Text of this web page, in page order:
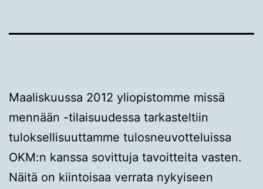
Maaliskuussa 2012 yliopistomme missä
mennään -tilaisuudessa tarkasteltiin
tuloksellisuuttamme tulosneuvotteluissa
OKM:n kanssa sovittuja tavoitteita vasten.
Näitä on kiintoisaa verrata nykyiseen